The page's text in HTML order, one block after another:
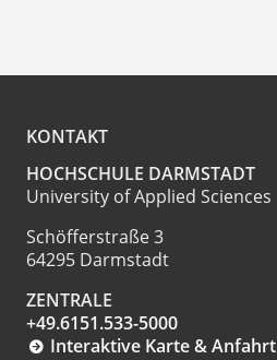
KONTAKT
HOCHSCHULE DARMSTADT
University of Applied Sciences
Schöfferstraße 3
64295 Darmstadt
ZENTRALE
+49.6151.533-5000
Interaktive Karte & Anfahrt